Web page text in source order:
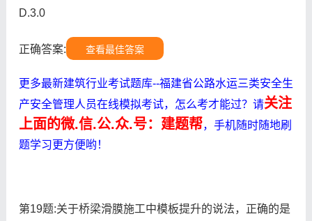
D.3.0
正确答案: 查看最佳答案
更多最新建筑行业考试题库--福建省公路水运三类安全生
产安全管理人员在线模拟考试，怎么考才能过？请关注
上面的微.信.公.众.号：建题帮，手机随时随地刷
题学习更方便哟！
第19题:关于桥梁滑膜施工中模板提升的说法，正确的是